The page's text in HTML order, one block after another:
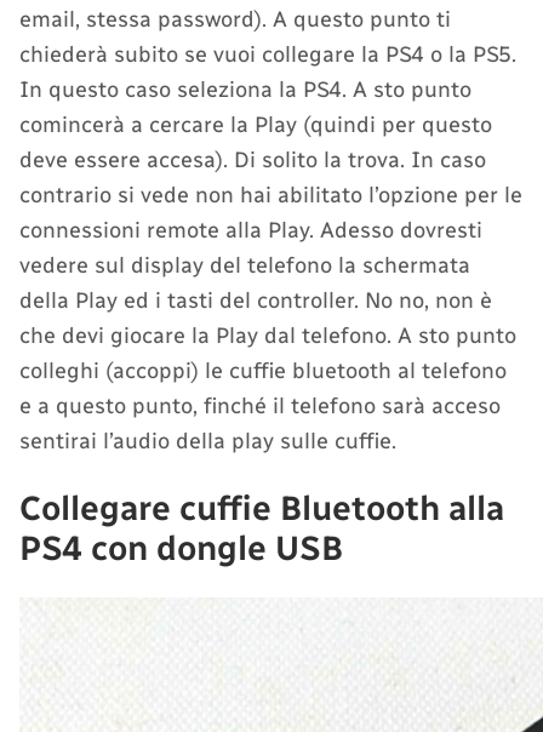
email, stessa password). A questo punto ti
chiederà subito se vuoi collegare la PS4 o la PS5.
In questo caso seleziona la PS4. A sto punto
comincerà a cercare la Play (quindi per questo
deve essere accesa). Di solito la trova. In caso
contrario si vede non hai abilitato l’opzione per le
connessioni remote alla Play. Adesso dovresti
vedere sul display del telefono la schermata
della Play ed i tasti del controller. No no, non è
che devi giocare la Play dal telefono. A sto punto
colleghi (accoppi) le cuffie bluetooth al telefono
e a questo punto, finché il telefono sarà acceso
sentirai l’audio della play sulle cuffie.
Collegare cuffie Bluetooth alla
PS4 con dongle USB